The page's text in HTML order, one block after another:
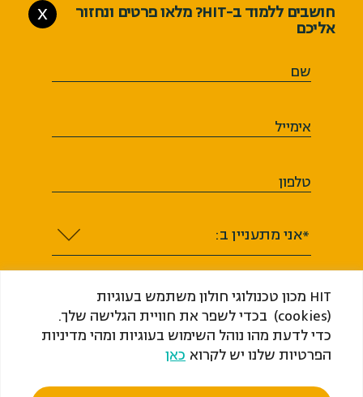
HIT מכון טכנולוגי חולון משתמש בעוגיות
(cookies) בכדי לשפר את חוויית הגלישה שלך.
כדי לדעת מהו נוהל השימוש בעוגיות ומהי מדיניות
הפרטיות שלנו יש לקרוא כאן
חושבים ללמוד ב-HIT? מלאו פרטים ונחזור
אליכם
X
שם
אימייל
טלפון
*אני מתעניין ב: